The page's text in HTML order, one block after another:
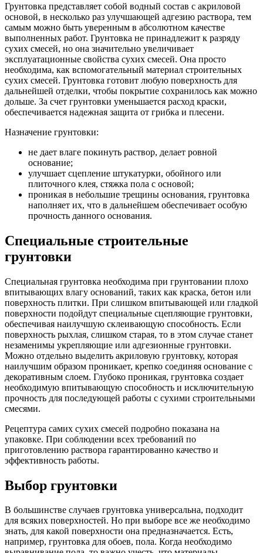
Грунтовка представляет собой водный состав с акриловой
основой, в несколько раз улучшающей адгезию раствора, тем
самым можно быть уверенным в абсолютном качестве
выполненных работ. Грунтовка не принадлежит к разряду
сухих смесей, но она значительно увеличивает
эксплуатационные свойства сухих смесей. Она просто
необходима, как вспомогательный материал строительных
сухих смесей. Грунтовка готовит любую поверхность для
дальнейшей отделки, чтобы покрытие сохранилось как можно
дольше. За счет грунтовки уменьшается расход краски,
обеспечивается надежная защита от грибка и плесени.
Назначение грунтовки:
не дает влаге покинуть раствор, делает ровной
основание;
улучшает сцепление штукатурки, обойного или
плиточного клея, стяжка пола с основой;
проникая в небольшие трещины основания, грунтовка
наполняет их, что в дальнейшем обеспечивает особую
прочность данного основания.
Специальные строительные
грунтовки
Специальная грунтовка необходима при грунтовании плохо
впитывающих влагу оснований, таких как краска, бетон или
поверхность плитки. При слишком впитывающей или гладкой
поверхности подойдут специальные сцепляющие грунтовки,
обеспечивая наилучшую склеивающую способность. Если
поверхность рыхлая, слишком старая, то в этом случае станет
незаменимы укрепляющие или адгезионные грунтовки.
Можно отдельно выделить акриловую грунтовку, которая
наилучшим образом проникает, крепко соединяя основание с
декоративным слоем. Глубоко проникая, грунтовка создает
необходимую впитывающую способность и исключительную
прочность для последующей работы с сухими строительными
смесями.
Рецептура самих сухих смесей подробно показана на
упаковке. При соблюдении всех требований по
приготовлению раствора гарантированно качество и
эффективность работы.
Выбор грунтовки
В большинстве случаев грунтовка универсальна, подходит
для всяких поверхностей. Но при выборе все же необходимо
знать, для какой поверхности она предназначается. Есть,
например, грунтовка для обоев, пола. Когда необходимо